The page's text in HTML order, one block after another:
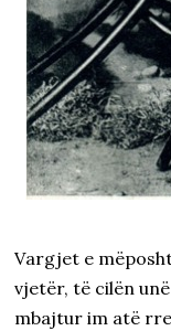
Vargjet e
vjetër, të cilën
mbajtur im atë